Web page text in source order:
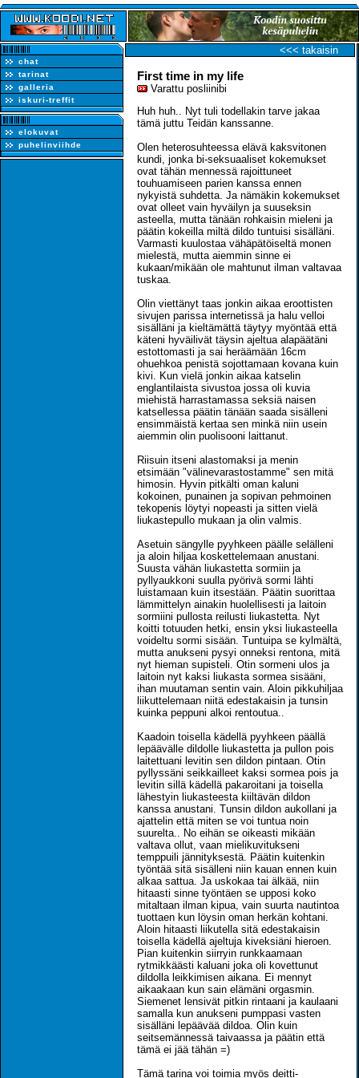
chat
tarinat
galleria
iskuri-treffit
elokuvat
puhelinviihde
<<< takaisin
First time in my life
Varattu posliinibi
Huh huh.. Nyt tuli todellakin tarve jakaa
tämä juttu Teidän kanssanne.
Olen heterosuhteessa elävä kaksvitonen
kundi, jonka bi-seksuaaliset kokemukset
ovat tähän mennessä rajoittuneet
touhuamiseen parien kanssa ennen
nykyistä suhdetta. Ja nämäkin kokemukset
ovat olleet vain hyväilyn ja suuseksin
asteella, mutta tänään rohkaisin mieleni ja
päätin kokeilla miltä dildo tuntuisi sisälläni.
Varmasti kuulostaa vähäpätöiseltä monen
mielestä, mutta aiemmin sinne ei
kukaan/mikään ole mahtunut ilman valtavaa
tuskaa.
Olin viettänyt taas jonkin aikaa eroottisten
sivujen parissa internetissä ja halu velloi
sisälläni ja kieltämättä täytyy myöntää että
käteni hyväilivät täysin ajeltua alapäätäni
estottomasti ja sai heräämään 16cm
ohuehkoa penistä sojottamaan kovana kuin
kivi. Kun vielä jonkin aikaa katselin
englantilaista sivustoa jossa oli kuvia
miehistä harrastamassa seksiä naisen
katsellessa päätin tänään saada sisälleni
ensimmäistä kertaa sen minkä niin usein
aiemmin olin puolisooni laittanut.
Riisuin itseni alastomaksi ja menin
etsimään "välinevarastostamme" sen mitä
himosin. Hyvin pitkälti oman kaluni
kokoinen, punainen ja sopivan pehmoinen
tekopenis löytyi nopeasti ja sitten vielä
liukastepullo mukaan ja olin valmis.
Asetuin sängylle pyyhkeen päälle selälleni
ja aloin hiljaa koskettelemaan anustani.
Suusta vähän liukastetta sormiin ja
pyllyaukkoni suulla pyörivä sormi lähti
luistamaan kuin itsestään. Päätin suorittaa
lämmittelyn ainakin huolellisesti ja laitoin
sormiini pullosta reilusti liukastetta. Nyt
koitti totuuden hetki, ensin yksi liukasteella
voideltu sormi sisään. Tuntuipa se kylmältä,
mutta anukseni pysyi onneksi rentona, mitä
nyt hieman supisteli. Otin sormeni ulos ja
laitoin nyt kaksi liukasta sormea sisääni,
ihan muutaman sentin vain. Aloin pikkuhiljaa
liikuttelemaan niitä edestakaisin ja tunsin
kuinka peppuni alkoi rentoutua..
Kaadoin toisella kädellä pyyhkeen päällä
lepäävälle dildolle liukastetta ja pullon pois
laitettuani levitin sen dildon pintaan. Otin
pyllyssäni seikkailleet kaksi sormea pois ja
levitin sillä kädellä pakaroitani ja toisella
lähestyin liukasteesta kiiltävän dildon
kanssa anustani. Tunsin dildon aukollani ja
ajattelin että miten se voi tuntua noin
suurelta.. No eihän se oikeasti mikään
valtava ollut, vaan mielikuvitukseni
temppuili jännityksestä. Päätin kuitenkin
työntää sitä sisälleni niin kauan ennen kuin
alkaa sattua. Ja uskokaa tai älkää, niin
hitaasti sinne työntäen se upposi koko
mitaltaan ilman kipua, vain suurta nautintoa
tuottaen kun löysin oman herkän kohtani.
Aloin hitaasti liikutella sitä edestakaisin
toisella kädellä ajeltuja kiveksiäni hieroen.
Pian kuitenkin siirryin runkkaamaan
rytmikkäästi kaluani joka oli kovettunut
dildolla leikkimisen aikana. Ei mennyt
aikaakaan kun sain elämäni orgasmin.
Siemenet lensivät pitkin rintaani ja kaulaani
samalla kun anukseni pumppasi vasten
sisälläni lepäävää dildoa. Olin kuin
seitsemännessä taivaassa ja päätin että
tämä ei jää tähän =)
Tämä tarina voi toimia myös deitti-